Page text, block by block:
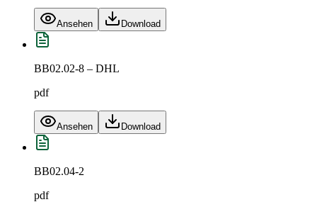
Ansehen Download
BB02.02-8 – DHL
pdf
Ansehen Download
BB02.04-2
pdf